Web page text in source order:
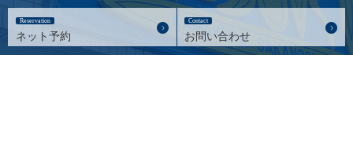
Reservation
ネット予約
Contact
お問い合わせ